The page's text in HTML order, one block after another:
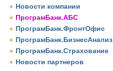
Новости компании
ПрограмБанк.АБС
ПрограмБанк.ФронтОфис
ПрограмБанк.БизнесАнализ
ПрограмБанк.Страхование
Новости партнеров